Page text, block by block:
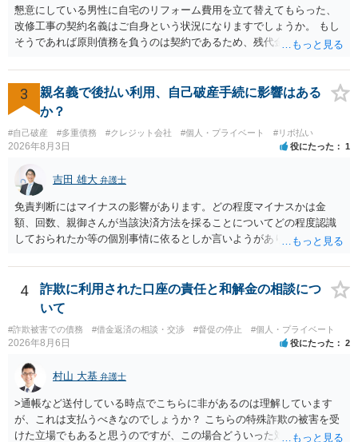
懇意にしている男性に自宅のリフォーム費用を立て替えてもらった、
改修工事の契約名義はご自身という状況になりますでしょうか。 もし
そうであれば原則債務を負うのは契約であるため、残代金を捻出して
ます。 入籍した場合でも、原則契約者が単独で全ての債務を負うこと
には変わりがありません。 なかなか対応に難しい案件であり、公開の
場でアドバイスを行うのも限界があるように思われますので、資料等
を持参のうえ個別に弁護士に相談されることをお勧めします。
3
親名義で後払い利用、自己破産手続に影響はある
か？
#自己破産 #多重債務 #クレジット会社 #個人・プライベート #リボ払い
2026年8月3日 役にたった 1
吉田 雄大 弁護士
免責判断にはマイナスの影響があります。どの程度マイナスかは金
額、回数、親御さんが当該決済方法を採ることについてどの程度認識
しておられたか等の個別事情に依るとしか言いようがありません。 と
なって相談し、善後策を考えることをお勧めします。
4
詐欺に利用された口座の責任と和解金の相談につ
いて
#詐欺被害での債務 #借金返済の相談・交渉 #督促の停止 #個人・プライベート
2026年8月6日 役にたった 2
村山 大基 弁護士
>通帳など送付している時点でこちらに非があるのは理解しています
が、これは支払うべきなのでしょうか？ こちらの特殊詐欺の被害を受
けた立場でもあると思うのですが、この場合どういった対処が必要で